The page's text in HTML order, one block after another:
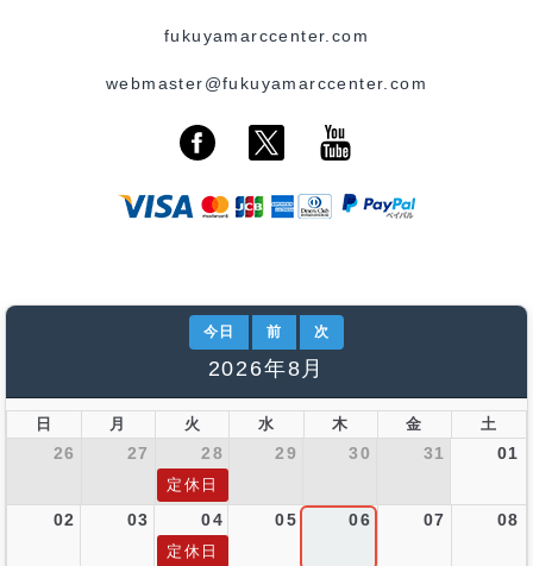
fukuyamarccenter.com
webmaster@fukuyamarccenter.com
今日 前 次
2026年8月
日 月 火 水 木 金 土
26 27 28 29 30 31 01
定休日
02 03 04 05 06 07 08
定休日